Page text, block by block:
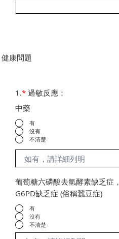
1.*過敏反應：
中藥
有
沒有
不清楚
葡萄糖六磷酸去氫酵素缺乏症，
G6PD缺乏症 (俗稱蠶豆症)
有
沒有
不清楚
健康問題